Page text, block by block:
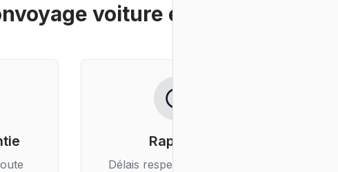
voiture électrique
Rapidité
Délais respectés, livraison